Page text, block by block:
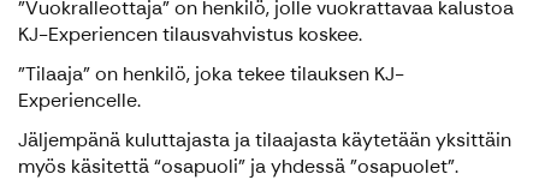
”Vuokralleottaja” on henkilö, jolle vuokrattavaa kalustoa
KJ-Experiencen tilausvahvistus koskee.
”Tilaaja” on henkilö, joka tekee tilauksen KJ-
Experiencelle.
Jäljempänä kuluttajasta ja tilaajasta käytetään yksittäin
myös käsitettä “osapuoli” ja yhdessä ”osapuolet”.